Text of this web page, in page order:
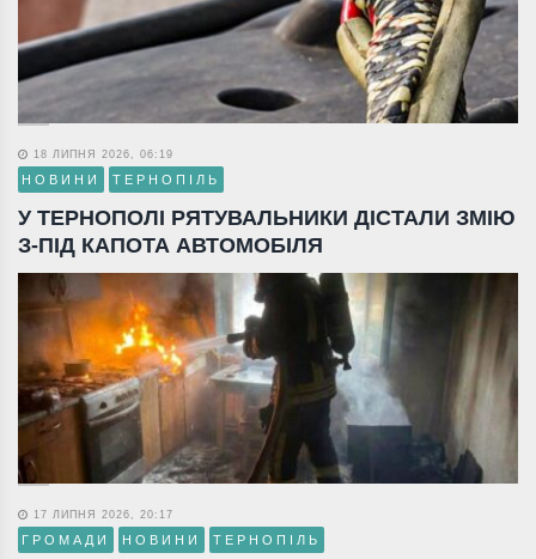
18 ЛИПНЯ 2026, 06:19
НОВИНИ ТЕРНОПІЛЬ
У ТЕРНОПОЛІ РЯТУВАЛЬНИКИ ДІСТАЛИ ЗМІЮ
З-ПІД КАПОТА АВТОМОБІЛЯ
17 ЛИПНЯ 2026, 20:17
ГРОМАДИ НОВИНИ ТЕРНОПІЛЬ